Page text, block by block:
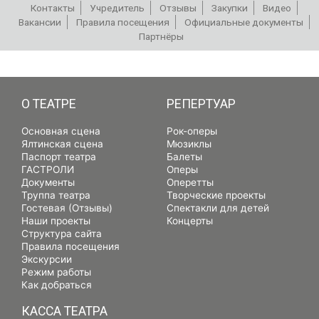
Контакты Учредитель Отзывы Закупки
Видео
Вакансии
Правила посещения
Официальные документы
Партнёры
О ТЕАТРЕ
Основная сцена
Ялтинская сцена
Паспорт театра
ГАСТРОЛИ
Документы
Труппа театра
Гостевая (Отзывы)
Наши проекты
Структура сайта
Правила посещения
Экскурсии
Режим работы
Как добраться
РЕПЕРТУАР
Рок-оперы
Мюзиклы
Балеты
Оперы
Оперетты
Творческие проекты
Спектакли для детей
Концерты
КАССА ТЕАТРА